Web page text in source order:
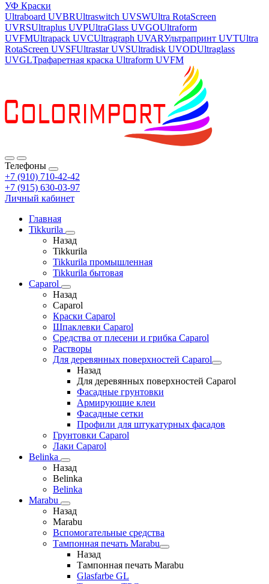
УФ Краски
Ultraboard UVBRUltraswitch UVSWUltra RotaScreen
UVRSUltraplus UVPUltraGlass UVGOUltraform
UVFMUltrapack UVCUltragraph UVARУльтрапринт UVTUltra
RotaScreen UVSFUltrastar UVSUltradisk UVODUltraglass
UVGLТрафаретная краска Ultraform UVFM
Телефоны
+7 (910) 710-42-42
+7 (915) 630-03-97
Личный кабинет
Главная
Tikkurila
Назад
Tikkurila
Tikkurila промышленная
Tikkurila бытовая
Caparol
Назад
Caparol
Краски Caparol
Шпаклевки Caparol
Средства от плесени и грибка Caparol
Растворы
Для деревянных поверхностей Caparol
Назад
Для деревянных поверхностей Caparol
Фасадные грунтовки
Армирующие клеи
Фасадные сетки
Профили для штукатурных фасадов
Грунтовки Caparol
Лаки Caparol
Belinka
Назад
Belinka
Belinka
Marabu
Назад
Marabu
Вспомогательные средства
Тампонная печать Marabu
Назад
Тампонная печать Marabu
Glasfarbe GL